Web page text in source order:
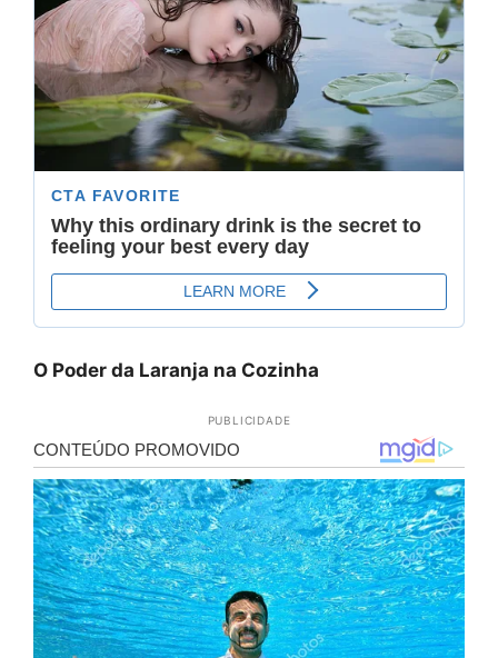
O Poder da Laranja na Cozinha
PUBLICIDADE